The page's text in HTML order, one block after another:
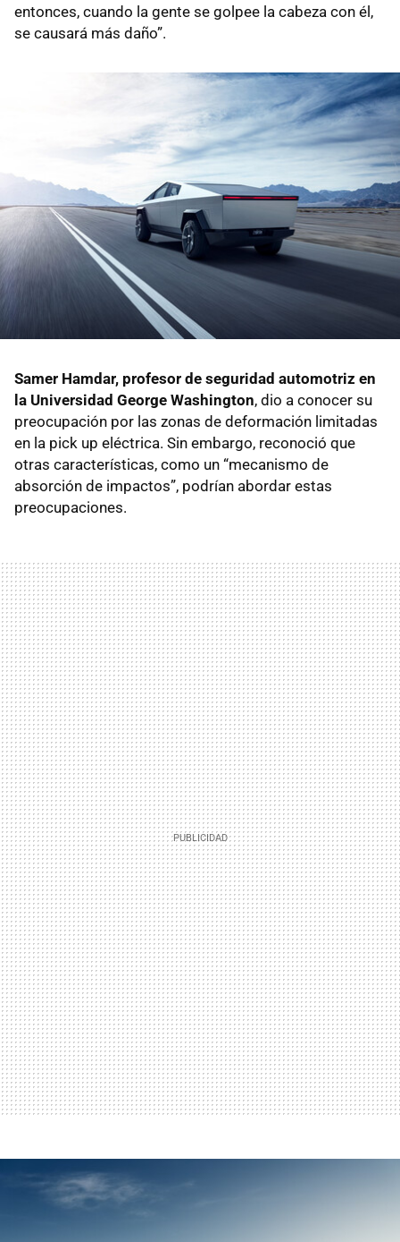
entonces, cuando la gente se golpee la cabeza con él,
se causará más daño”.
Samer Hamdar, profesor de seguridad automotriz en
la Universidad George Washington, dio a conocer su
preocupación por las zonas de deformación limitadas
en la pick up eléctrica. Sin embargo, reconoció que
otras características, como un “mecanismo de
absorción de impactos”, podrían abordar estas
preocupaciones.